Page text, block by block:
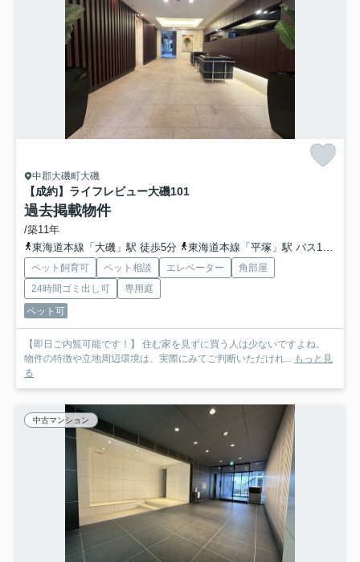
中郡大磯町大磯
【成約】ライフレビュー大磯101
過去掲載物件
/築11年
東海道本線「大磯」駅 徒歩5分
東海道本線「平塚」駅 バス19分 「図書館前」
ペット飼育可 ペット相談 エレベーター
角部屋
24時間ゴミ出し可
専用庭
ペット可
【即日ご内覧可能です！】 住む家を見ずに買う人は少ないですよね。
物件の特徴や立地周辺環境は、実際にみてご判断いただけれ... もっと見
る
中古マンション